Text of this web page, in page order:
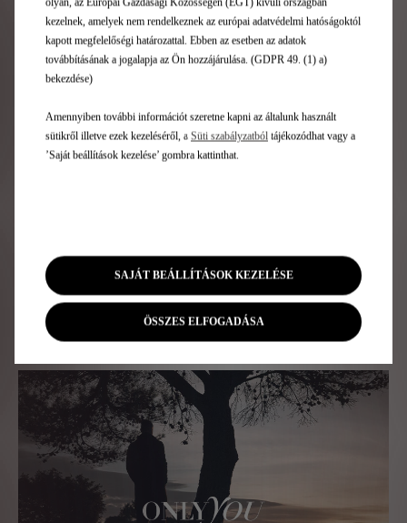
Elektromosan állítható, fűthető ülések masszázs
A fűthető vezetőülés elektromos vezérlése pont
beállítást tesz lehetővé, a masszázsfunkció pedig növeli
az Ön komfortérzetét és remek utazási élményt nyújt.
SZEMÉLYRE SZABOTT
SZOLGÁLTATÁSOK
kezelnek, amelyek nem rendelkeznek az európai adatvédelmi hatóságoktól
kapott megfelelőségi határozattal. Ebben az esetben az adatok
továbbításának a jogalapja az Ön hozzájárulása. (GDPR 49. (1) a)
bekezdése)
Amennyiben további információt szeretne kapni az általunk használt
sütikről illetve ezek kezeléséről, a Süti szabályzatból tájékozódhat vagy a
’Saját beállítások kezelése’ gombra kattinthat.
SAJÁT BEÁLLÍTÁSOK KEZELÉSE
ÖSSZES ELFOGADÁSA